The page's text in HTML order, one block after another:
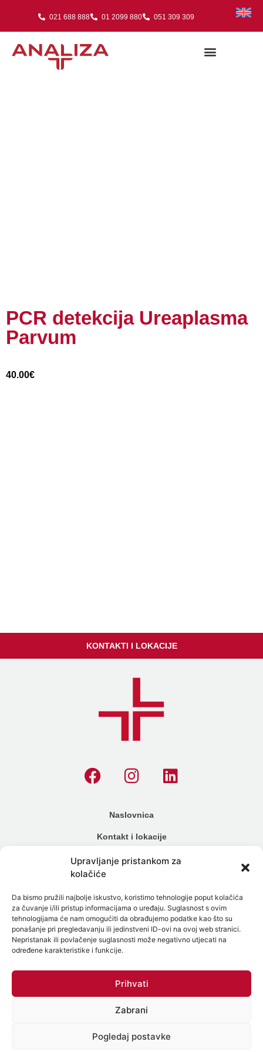
Upravljanje pristankom za
kolačiće
Da bismo pružili najbolje iskustvo, koristimo tehnologije poput kolačića
za čuvanje i/ili pristup informacijama o uređaju. Suglasnost s ovim
tehnologijama će nam omogućiti da obrađujemo podatke kao što su
ponašanje pri pregledavanju ili jedinstveni ID-ovi na ovoj web stranici.
Nepristanak ili povlačenje suglasnosti može negativno utjecati na
određene karakteristike i funkcije.
Prihvati
Zabrani
Pogledaj postavke
021 688 888 01 2099 880 051 309 309
PCR detekcija Ureaplasma
Parvum
40.00€
KONTAKTI I LOKACIJE
Naslovnica
Kontakt i lokacije
Cjenik
Načini plaćanja
Alergijski testovi
Genetski testovi
Testiranje na spolne bolesti
Mikrobiom
Politika zaštite osobnih podataka
Politika Kolačića (EU)